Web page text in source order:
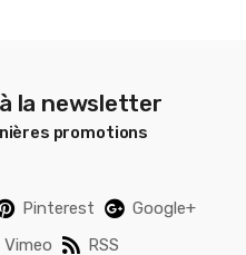
la newsletter
promotions
Pinterest
Google+
Vimeo RSS